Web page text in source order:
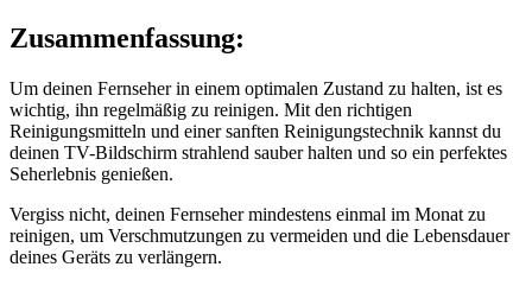
Zusammenfassung:
Um deinen Fernseher in einem optimalen Zustand zu halten, ist es
wichtig, ihn regelmäßig zu reinigen. Mit den richtigen
Reinigungsmitteln und einer sanften Reinigungstechnik kannst du
deinen TV-Bildschirm strahlend sauber halten und so ein perfektes
Seherlebnis genießen.
Vergiss nicht, deinen Fernseher mindestens einmal im Monat zu
reinigen, um Verschmutzungen zu vermeiden und die Lebensdauer
deines Geräts zu verlängern.